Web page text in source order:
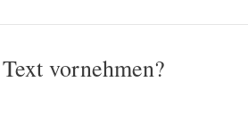
vornehmen?